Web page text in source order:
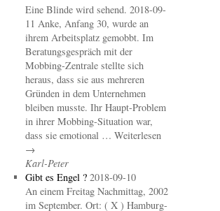
Eine Blinde wird sehend. 2018-09-
11 Anke, Anfang 30, wurde an
ihrem Arbeitsplatz gemobbt. Im
Beratungsgespräch mit der
Mobbing-Zentrale stellte sich
heraus, dass sie aus mehreren
Gründen in dem Unternehmen
bleiben musste. Ihr Haupt-Problem
in ihrer Mobbing-Situation war,
dass sie emotional … Weiterlesen
→
Karl-Peter
Gibt es Engel ? 2018-09-10
An einem Freitag Nachmittag, 2002
im September. Ort: ( X ) Hamburg-